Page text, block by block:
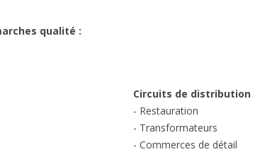
qualité :
Circuits de distribution
- Restauration
- Transformateurs
- Commerces de détail